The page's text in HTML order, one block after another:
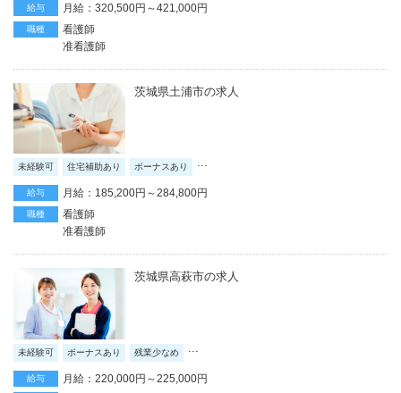
給与 月給：320,500円～421,000円
職種
看護師
准看護師
茨城県土浦市の求人
未経験可 住宅補助あり ボーナスあり ...
給与 月給：185,200円～284,800円
職種
看護師
准看護師
茨城県高萩市の求人
未経験可 ボーナスあり 残業少なめ ...
給与 月給：220,000円～225,000円